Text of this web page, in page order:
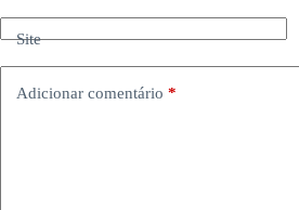
Site
Adicionar comentário *